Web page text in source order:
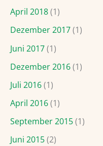
April 2018(1)
Dezember 2017(1)
Juni 2017(1)
Dezember 2016(1)
Juli 2016(1)
April 2016(1)
September 2015(1)
Juni 2015(2)